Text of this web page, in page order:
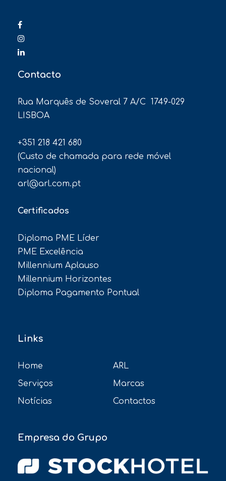
Contacto
Rua Marquês de Soveral 7 A/C 1749-029
LISBOA
+351 218 421 680
(Custo de chamada para rede móvel
nacional)
arl@arl.com.pt
Certificados
Diploma PME Líder
PME Excelência
Millennium Aplauso
Millennium Horizontes
Diploma Pagamento Pontual
Links
Home
ARL
Serviços
Marcas
Notícias
Contactos
Empresa do Grupo